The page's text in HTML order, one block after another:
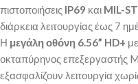
πιστοποιήσεις IP69 και MIL-
διάρκεια λειτουργίας έως 7
Η μεγάλη οθόνη 6.56” HD+
οκταπύρηνος επεξεργαστής
εξασφαλίζουν λειτουργία